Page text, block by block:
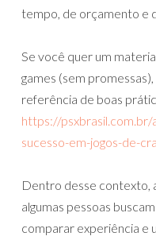
tempo, de orçamento e
Se você quer um
games (sem
referência de boas
https://
sucesso-em-jogos-de-
Dentro desse contexto,
algumas pessoas
comparar experiência e